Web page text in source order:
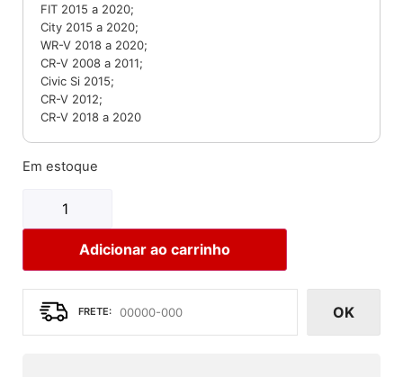
FIT 2015 a 2020;
City 2015 a 2020;
WR-V 2018 a 2020;
CR-V 2008 a 2011;
Civic Si 2015;
CR-V 2012;
CR-V 2018 a 2020
Em estoque
Adicionar ao carrinho
OK